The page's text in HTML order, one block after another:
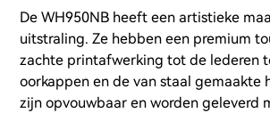
De WH950NB heeft een artistieke
uitstraling. Ze hebben een premium
zachte printafwerking tot de lederen
oorkappen en de van staal gemaakte
zijn opvouwbaar en worden geleverd